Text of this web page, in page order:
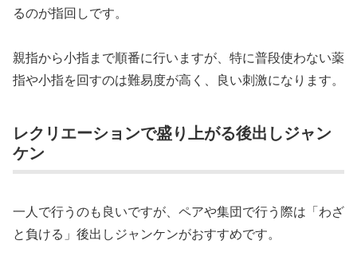
るのが指回しです。
親指から小指まで順番に行いますが、特に普段使わない薬
指や小指を回すのは難易度が高く、良い刺激になります。
レクリエーションで盛り上がる後出しジャン
ケン
一人で行うのも良いですが、ペアや集団で行う際は「わざ
と負ける」後出しジャンケンがおすすめです。